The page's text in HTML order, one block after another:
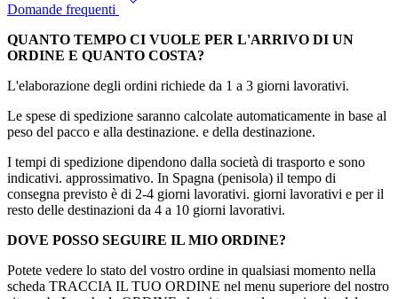
Domande frequenti
QUANTO TEMPO CI VUOLE PER L'ARRIVO DI UN
ORDINE E QUANTO COSTA?
L'elaborazione degli ordini richiede da 1 a 3 giorni lavorativi.
Le spese di spedizione saranno calcolate automaticamente in base al
peso del pacco e alla destinazione. e della destinazione.
I tempi di spedizione dipendono dalla società di trasporto e sono
indicativi. approssimativo. In Spagna (penisola) il tempo di
consegna previsto è di 2-4 giorni lavorativi. giorni lavorativi e per il
resto delle destinazioni da 4 a 10 giorni lavorativi.
DOVE POSSO SEGUIRE IL MIO ORDINE?
Potete vedere lo stato del vostro ordine in qualsiasi momento nella
scheda TRACCIA IL TUO ORDINE nel menu superiore del nostro